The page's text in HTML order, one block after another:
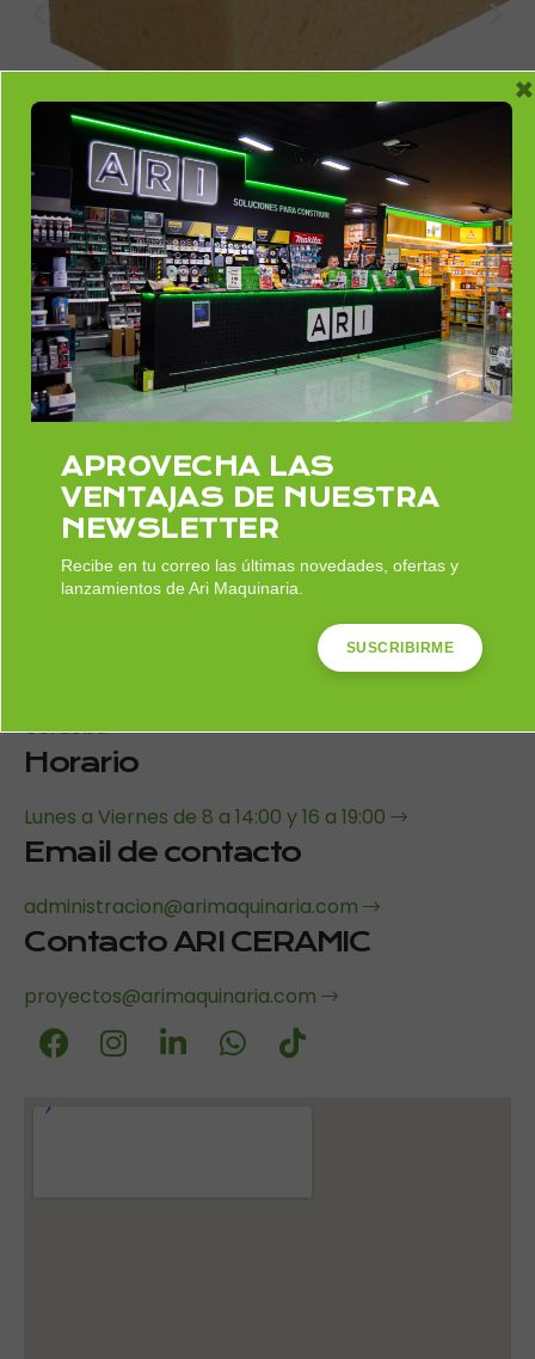
Esponja SUPERPRO
Nuestra Dirección
Calle Ágata 6, - 14014 Córdoba
ARI Añora-Pedroches
Córdoba
Horario
Lunes a Viernes de 8 a 14:00 y 16 a 19:00
Email de contacto
administracion@arimaquinaria.com
Contacto ARI CERAMIC
proyectos@arimaquinaria.com
APROVECHA LAS
VENTAJAS DE NUESTRA
NEWSLETTER
Recibe en tu correo las últimas novedades, ofertas y
lanzamientos de Ari Maquinaria.
SUSCRIBIRME
×